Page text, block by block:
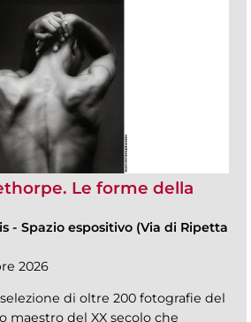
Le forme della
- Spazio espositivo (Via di Ripetta
2026
di oltre 200 fotografie del
maestro del XX secolo che